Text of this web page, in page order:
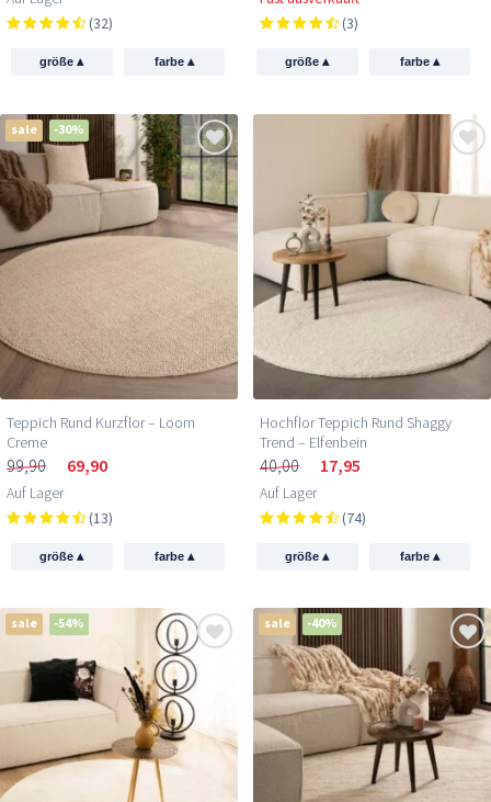
(32)
größe▴ farbe ▴
(3)
größe▴ farbe ▴
sale -30%
Teppich Rund Kurzflor – Loom
Creme
99,90 69,90
Auf Lager
(13)
größe▴ farbe ▴
Hochflor Teppich Rund Shaggy
Trend – Elfenbein
40,00 17,95
Auf Lager
(74)
größe▴ farbe ▴
sale -54% sale -40%